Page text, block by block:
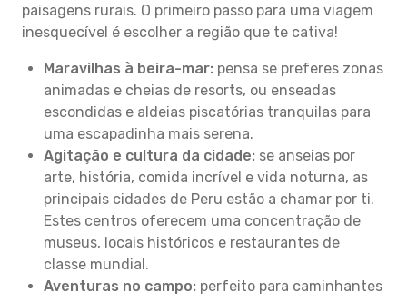
paisagens rurais. O primeiro passo para uma viagem
inesquecível é escolher a região que te cativa!
Maravilhas à beira-mar: pensa se preferes zonas
animadas e cheias de resorts, ou enseadas
escondidas e aldeias piscatórias tranquilas para
uma escapadinha mais serena.
Agitação e cultura da cidade: se anseias por
arte, história, comida incrível e vida noturna, as
principais cidades de Peru estão a chamar por ti.
Estes centros oferecem uma concentração de
museus, locais históricos e restaurantes de
classe mundial.
Aventuras no campo: perfeito para caminhantes